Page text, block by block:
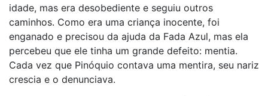
idade, mas era desobediente e seguiu outros
caminhos. Como era uma criança inocente, foi
enganado e precisou da ajuda da Fada Azul, mas ela
percebeu que ele tinha um grande defeito: mentia.
Cada vez que Pinóquio contava uma mentira, seu nariz
crescia e o denunciava.